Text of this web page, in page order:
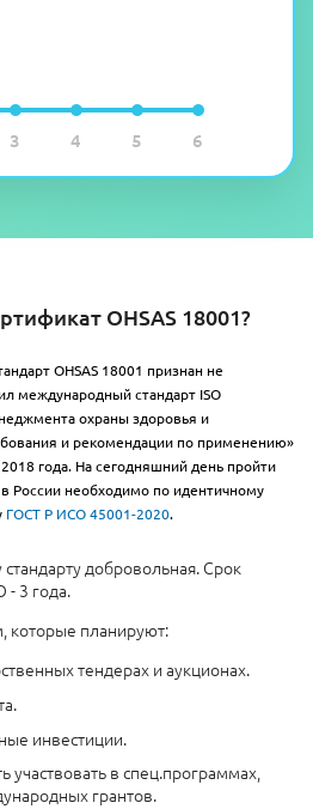
3 4 5 6
OHSAS 18001?
OHSAS 18001 признан не
международный стандарт ISO
охраны здоровья и
и рекомендации по применению»
года. На сегодняшний день пройти
России необходимо по идентичному
ГОСТ Р ИСО 45001-2020.
добровольная. Срок
- 3 года.
которые планируют:
тендерах и аукционах.
инвестиции.
участвовать в спец.программах,
грантов.